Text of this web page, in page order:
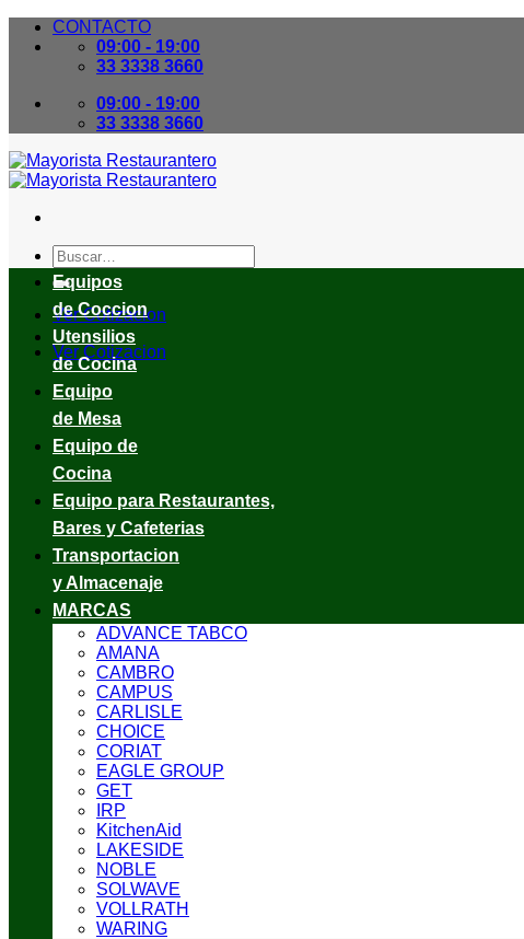
Skip
CONTACTO
09:00 - 19:00
33 3338 3660
09:00 - 19:00
33 3338 3660
Buscar
por:
Ver Cotizacion
Ver Cotizacion
Equipos
de Coccion
Utensilios
de Cocina
Equipo
de Mesa
Equipo de
Cocina
Equipo para Restaurantes,
Bares y Cafeterias
Transportacion
y Almacenaje
MARCAS
ADVANCE TABCO
AMANA
CAMBRO
CAMPUS
CARLISLE
CHOICE
CORIAT
EAGLE GROUP
GET
IRP
KitchenAid
LAKESIDE
NOBLE
SOLWAVE
VOLLRATH
WARING